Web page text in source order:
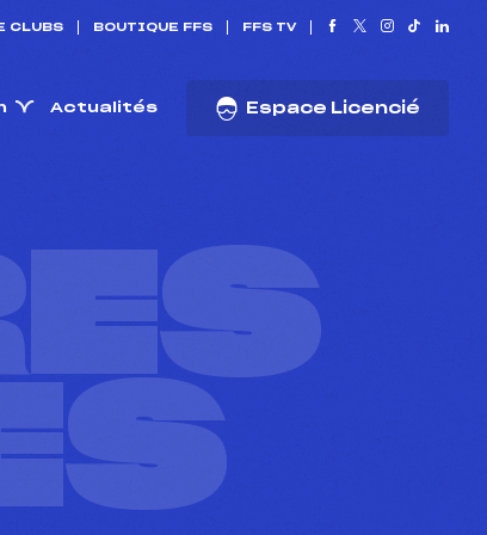
CLUBS BOUTIQUE FFS FFS TV
Actualités Espace Licencié